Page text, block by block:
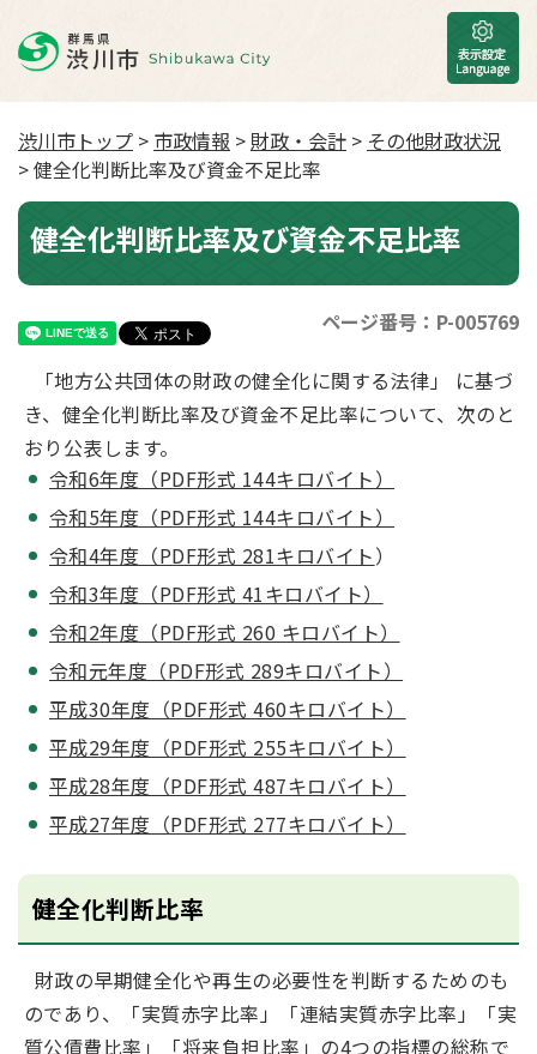
渋川市トップ > 市政情報 >財政・会計 > その他財政状況
> 健全化判断比率及び資金不足比率
健全化判断比率及び資金不足比率
ページ番号：P-005769
「地方公共団体の財政の健全化に関する法律」 に基づ
き、健全化判断比率及び資金不足比率について、次のと
おり公表します。
令和6年度（PDF形式 144キロバイト）
令和5年度（PDF形式 144キロバイト）
令和4年度（PDF形式 281キロバイト）
令和3年度（PDF形式 41キロバイト）
令和2年度（PDF形式 260 キロバイト）
令和元年度（PDF形式 289キロバイト）
平成30年度（PDF形式 460キロバイト）
平成29年度（PDF形式 255キロバイト）
平成28年度（PDF形式 487キロバイト）
平成27年度（PDF形式 277キロバイト）
健全化判断比率
財政の早期健全化や再生の必要性を判断するためのも
のであり、「実質赤字比率」「連結実質赤字比率」「実
質公債費比率」「将来負担比率」の4つの指標の総称で